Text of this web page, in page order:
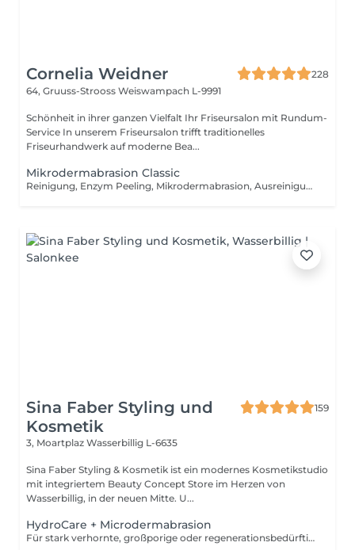
Cornelia Weidner
228
64, Gruuss-Strooss Weiswampach L-9991
Schönheit in ihrer ganzen Vielfalt Ihr Friseursalon mit Rundum-
Service In unserem Friseursalon trifft traditionelles
Friseurhandwerk auf moderne Bea...
Mikrodermabrasion Classic
Reinigung, Enzym Peeling, Mikrodermabrasion, Ausreinigung, Ampulle, Maske, Massage, Abschlusspflege.
Sina Faber Styling und
Kosmetik
159
3, Moartplaz Wasserbillig L-6635
Sina Faber Styling & Kosmetik ist ein modernes Kosmetikstudio
mit integriertem Beauty Concept Store im Herzen von
Wasserbillig, in der neuen Mitte. U...
HydroCare + Microdermabrasion
Für stark verhornte, großporige oder regenerationsbedürftige Haut. Diese Behandlung kombiniert das Beste aus zwei Welten: Die 6-Stufen-Pflegekraft unserer HYDROcare Advanced-Technologie + eine präzise Diamant-Mikrodermabrasion. Ideal für Hautbilder, bei denen Reinigung allein nicht mehr reicht und echte Strukturverbesserung gefragt ist. Was macht den Unterschied? Im Vergleich zur klassischen HYDROcare-Behandlung starten wir hier mit einer zusätzlichen Mikrodermabrasion. Dabei werden abgestorbene Hautzellen gezielt abgetragen sanft, aber effektiv. Das macht die Haut aufnahmefähiger, aktiviert die Regeneration und schafft die perfekte Basis für alle darauffolgenden Schritte. Das Ergebnis: glatter, feiner, durchfeuchteter und mit maximalem Glow. Behandlungsaufbau 7 Schritte zum Glow 1. DIAMANT-MIKRODERMABRASION Gezielte Abtragung der obersten Hautschicht gegen Verhornungen, grobe Struktur & müden Teint 2-7: Alle 6 HYDROcare Advanced Schritte CLEAN: Spirulina & Pentylene Glycol PEEL: Milchsäure & Glykolsäure DETOX: Kamille & Hamamelis REFRESH: Hyaluronsäure & Vitamin C OXYGEN GUN: Tiefenwirksame Essenzen DERMA PRESSURE: Druckluft für maximale Wirkstoffaufnahme Besonders geeignet bei: -Unreiner, grobporiger oder verdickter Haut -Reifer oder regenerationsbedürftiger Haut -Raucherhaut mit grauem, fahlem Teint -Haut, die schon vieles ausprobiert hat aber noch nicht angekommen ist